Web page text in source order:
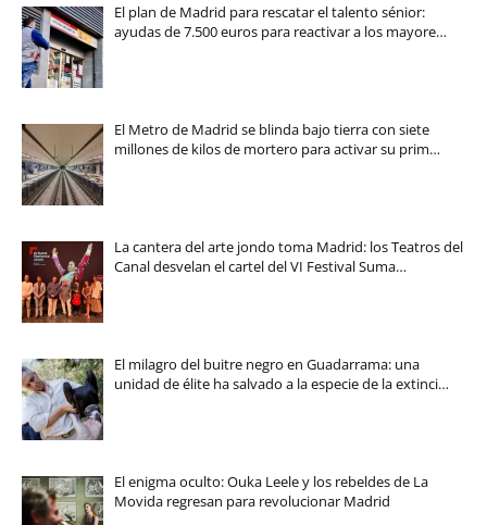
El plan de Madrid para rescatar el talento sénior:
ayudas de 7.500 euros para reactivar a los mayore…
El Metro de Madrid se blinda bajo tierra con siete
millones de kilos de mortero para activar su prim…
La cantera del arte jondo toma Madrid: los Teatros del
Canal desvelan el cartel del VI Festival Suma…
El milagro del buitre negro en Guadarrama: una
unidad de élite ha salvado a la especie de la extinci…
El enigma oculto: Ouka Leele y los rebeldes de La
Movida regresan para revolucionar Madrid